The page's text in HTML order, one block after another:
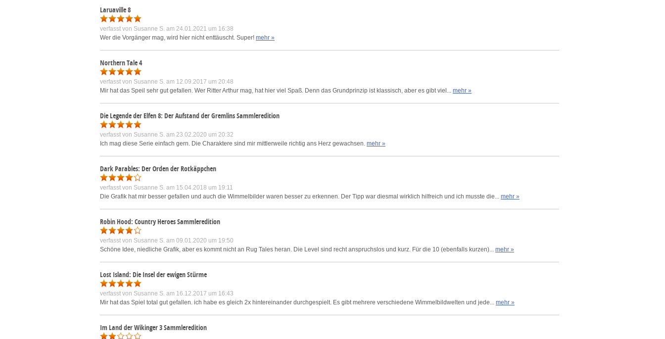
Laruaville 8
verfasst von Susanne S. am 24.01.2021 um 16:38
Wer die Vorgänger mag, wird hier nicht enttäuscht. Super! mehr »
Northern Tale 4
verfasst von Susanne S. am 12.09.2017 um 20:48
Mir hat das Speil sehr gut gefallen. Wer Ritter Arthur mag, hat hier viel Spaß. Denn das Grundprinzip ist klassisch, aber es gibt viel... mehr »
Die Legende der Elfen 8: Der Aufstand der Gremlins Sammleredition
verfasst von Susanne S. am 23.02.2020 um 20:32
Ich mag diese Serie einfach gern. Die Charaktere sind mir mittlerweile richtig ans Herz gewachsen. mehr »
Dark Parables: Der Orden der Rotkäppchen
verfasst von Susanne S. am 15.04.2018 um 19:11
Die Grafik hat mir besser gefallen und auch die Wimmelbilder waren besser zu erkennen. Der Tipp war diesmal wirklich hilfreich und ich musste die... mehr »
Robin Hood: Country Heroes Sammleredition
verfasst von Susanne S. am 09.01.2020 um 19:50
Schöne Idee, niedliche Grafik, aber es kommt nicht an Rug Tales heran. Die Level sind recht anspruchslos und kurz. Für die 10 (ebenfalls kurzen)... mehr »
Lost Island: Die Insel der ewigen Stürme
verfasst von Susanne S. am 16.12.2017 um 16:43
Mir hat das Spiel total gut gefallen. ich habe es gleich 2x hintereinander durchgespielt. Es gibt mehrere verschiedene Wimmelbildwelten und jede... mehr »
Im Land der Wikinger 3 Sammleredition